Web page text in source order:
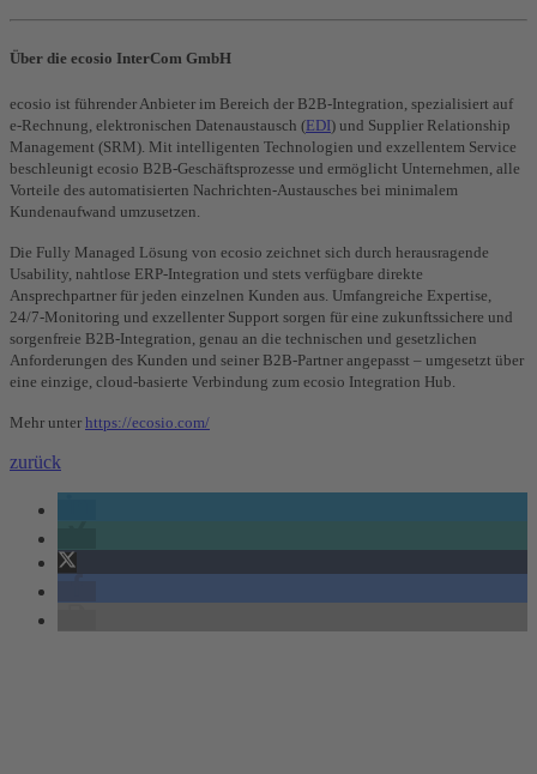
Über die ecosio InterCom GmbH
ecosio ist führender Anbieter im Bereich der B2B-Integration, spezialisiert auf
e-Rechnung, elektronischen Datenaustausch (EDI) und Supplier Relationship
Management (SRM). Mit intelligenten Technologien und exzellentem Service
beschleunigt ecosio B2B-Geschäftsprozesse und ermöglicht Unternehmen, alle
Vorteile des automatisierten Nachrichten-Austausches bei minimalem
Kundenaufwand umzusetzen.
Die Fully Managed Lösung von ecosio zeichnet sich durch herausragende
Usability, nahtlose ERP-Integration und stets verfügbare direkte
Ansprechpartner für jeden einzelnen Kunden aus. Umfangreiche Expertise,
24/7-Monitoring und exzellenter Support sorgen für eine zukunftssichere und
sorgenfreie B2B-Integration, genau an die technischen und gesetzlichen
Anforderungen des Kunden und seiner B2B-Partner angepasst – umgesetzt über
eine einzige, cloud-basierte Verbindung zum ecosio Integration Hub.
Mehr unter https://ecosio.com/
zurück